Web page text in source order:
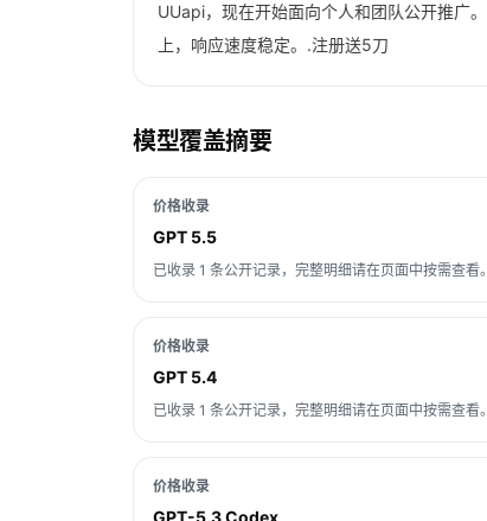
UUapi，现在开始面向个人和团队公开推广
上，响应速度稳定。.注册送5刀
模型覆盖摘要
价格收录
GPT 5.5
已收录 1 条公开记录，完整明细请在页面中按需查看。
价格收录
GPT 5.4
已收录 1 条公开记录，完整明细请在页面中按需查看。
价格收录
GPT-5.3 Codex